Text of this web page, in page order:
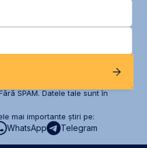
SPAM. Datele tale sunt în
mai importante știri pe:
WhatsApp Telegram